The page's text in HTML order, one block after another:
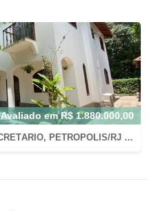
Avaliado emR$1.880.000,00
CASA ESPETACULAR EM SECRETÁRIO, PETRÓPOLIS/RJ COM AT: 800M2 E AC: 220M2 EM CONDOMÍNIO FECHADO